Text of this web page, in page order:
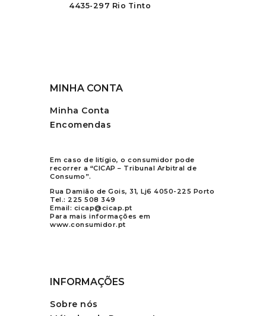
4435-297 Rio Tinto
MINHA CONTA
Minha Conta
Encomendas
Em caso de litígio, o consumidor pode
recorrer a “CICAP – Tribunal Arbitral de
Consumo”.
Rua Damião de Gois, 31, Lj6 4050-225 Porto
Tel.: 225 508 349
Email: cicap@cicap.pt
Para mais informações em
www.consumidor.pt
INFORMAÇÕES
Sobre nós